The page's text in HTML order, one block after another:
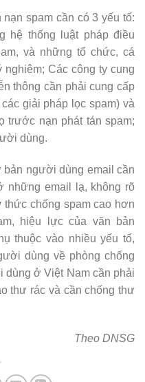
spam cần có 3 yếu tố:
hệ thống luật pháp điều
và những tổ chức, cá
Các công ty cung
thông cần phải cung cấp
giải pháp lọc spam) và
trước nạn phát tán spam;
dùng.
bản người dùng email cần
những email lạ, không rõ
thức chống spam cao hơn
hiệu lực của văn bản
thuộc vào nhiều yếu tố,
dùng về phòng chống
dùng ở Việt Nam cần phải
thư rác và cần chống thư
Theo DNSG